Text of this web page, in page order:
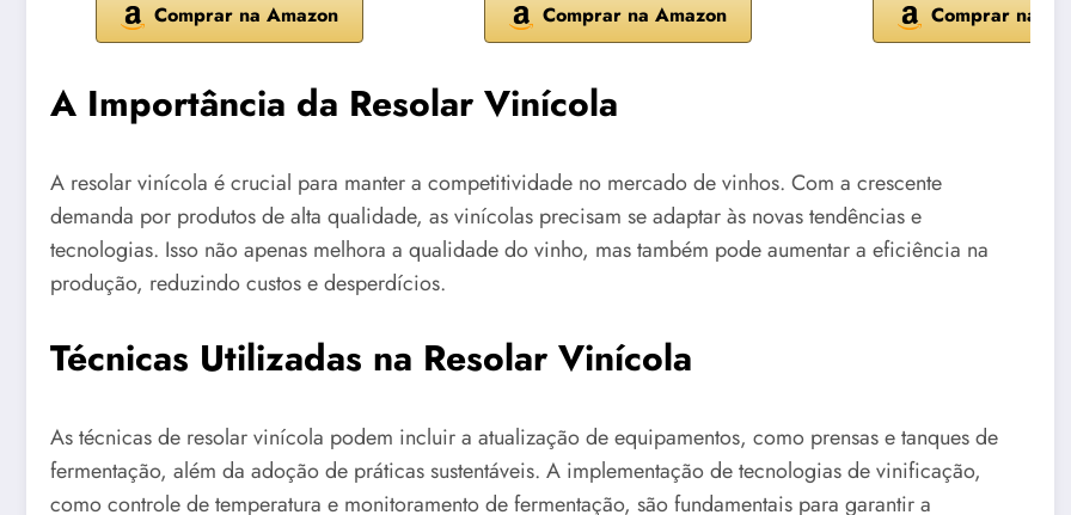
Comprar na Amazon Comprar na Amazon Comprar na
A Importância da Resolar Vinícola
A resolar vinícola é crucial para manter a competitividade no mercado de vinhos. Com a crescente
demanda por produtos de alta qualidade, as vinícolas precisam se adaptar às novas tendências e
tecnologias. Isso não apenas melhora a qualidade do vinho, mas também pode aumentar a eficiência na
produção, reduzindo custos e desperdícios.
Técnicas Utilizadas na Resolar Vinícola
As técnicas de resolar vinícola podem incluir a atualização de equipamentos, como prensas e tanques de
fermentação, além da adoção de práticas sustentáveis. A implementação de tecnologias de vinificação,
como controle de temperatura e monitoramento de fermentação, são fundamentais para garantir a